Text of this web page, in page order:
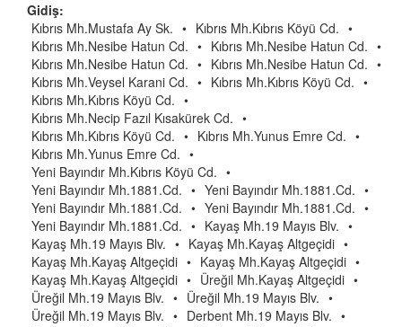
Gidiş:
Kıbrıs Mh.Mustafa Ay Sk. • Kıbrıs Mh.Kıbrıs Köyü Cd. •
Kıbrıs Mh.Nesibe Hatun Cd. • Kıbrıs Mh.Nesibe Hatun Cd. •
Kıbrıs Mh.Nesibe Hatun Cd. • Kıbrıs Mh.Nesibe Hatun Cd. •
Kıbrıs Mh.Veysel Karani Cd. • Kıbrıs Mh.Kıbrıs Köyü Cd. •
Kıbrıs Mh.Kıbrıs Köyü Cd. •
Kıbrıs Mh.Necip Fazıl Kısakürek Cd. •
Kıbrıs Mh.Kıbrıs Köyü Cd. • Kıbrıs Mh.Yunus Emre Cd. •
Kıbrıs Mh.Yunus Emre Cd. •
Yeni Bayındır Mh.Kıbrıs Köyü Cd. •
Yeni Bayındır Mh.1881.Cd. • Yeni Bayındır Mh.1881.Cd. •
Yeni Bayındır Mh.1881.Cd. • Yeni Bayındır Mh.1881.Cd. •
Yeni Bayındır Mh.1881.Cd. • Kayaş Mh.19 Mayıs Blv. •
Kayaş Mh.19 Mayıs Blv. • Kayaş Mh.Kayaş Altgeçidi •
Kayaş Mh.Kayaş Altgeçidi • Kayaş Mh.Kayaş Altgeçidi •
Kayaş Mh.Kayaş Altgeçidi • Üreğil Mh.Kayaş Altgeçidi •
Üreğil Mh.19 Mayıs Blv. • Üreğil Mh.19 Mayıs Blv. •
Üreğil Mh.19 Mayıs Blv. • Derbent Mh.19 Mayıs Blv. •